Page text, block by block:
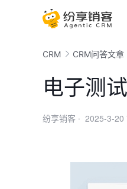
CRM CRM问答文章
电子测
纷享销客 · 2025-3-20